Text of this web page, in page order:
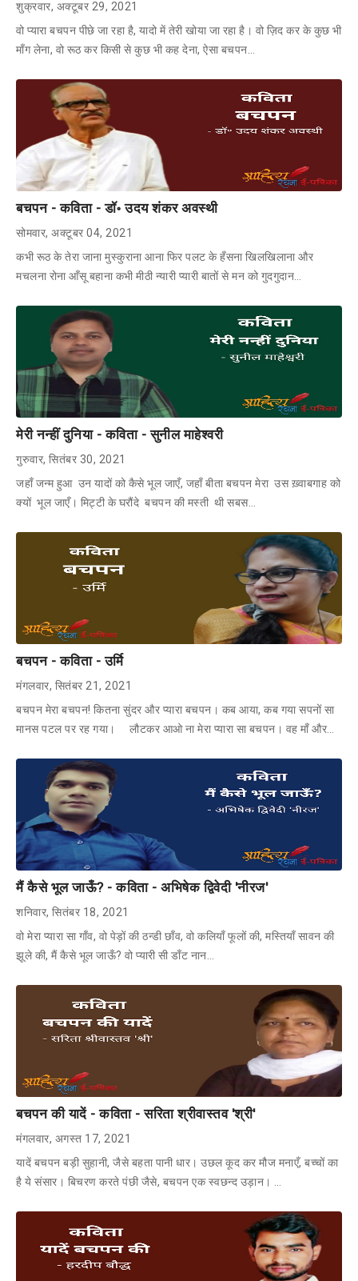
शुक्रवार, अक्टूबर 29, 2021
वो प्यारा बचपन पीछे जा रहा है, यादो में तेरी खोया जा रहा है। वो ज़िद कर के कुछ भी
माँग लेना, वो रूठ कर किसी से कुछ भी कह देना, ऐसा बचपन…
बचपन - कविता - डॉ॰ उदय शंकर अवस्थी
सोमवार, अक्टूबर 04, 2021
कभी रूठ के तेरा जाना मुस्कुराना आना फिर पलट के हँसना खिलखिलाना और
मचलना रोना आँसू बहाना कभी मीठी न्यारी प्यारी बातों से मन को गुदगुदान…
मेरी नन्हीं दुनिया - कविता - सुनील माहेश्वरी
गुरुवार, सितंबर 30, 2021
जहाँ जन्म हुआ उन यादों को कैसे भूल जाएँ, जहाँ बीता बचपन मेरा उस ख़्वाबगाह को
क्यों भूल जाएँ। मिट्टी के घरौंदे बचपन की मस्ती थी सबस…
बचपन - कविता - उर्मि
मंगलवार, सितंबर 21, 2021
बचपन मेरा बचपन! कितना सुंदर और प्यारा बचपन। कब आया, कब गया सपनों सा
मानस पटल पर रह गया। लौटकर आओ ना मेरा प्यारा सा बचपन। वह माँ और…
मैं कैसे भूल जाऊँ? - कविता - अभिषेक द्विवेदी 'नीरज'
शनिवार, सितंबर 18, 2021
वो मेरा प्यारा सा गाँव, वो पेड़ों की ठन्डी छाँव, वो कलियाँ फूलों की, मस्तियाँ सावन की
झूले की, मैं कैसे भूल जाऊँ? वो प्यारी सी डाँट नान…
बचपन की यादें - कविता - सरिता श्रीवास्तव 'श्री'
मंगलवार, अगस्त 17, 2021
यादें बचपन बड़ी सुहानी, जैसे बहता पानी धार। उछल कूद कर मौज मनाएँ, बच्चों का
है ये संसार। बिचरण करते पंछी जैसे, बचपन एक स्वछन्द उड़ान। …